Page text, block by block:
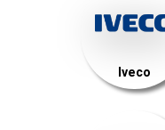
Iveco